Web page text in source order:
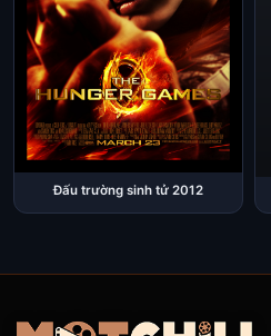
Đấu trường sinh tử 2012